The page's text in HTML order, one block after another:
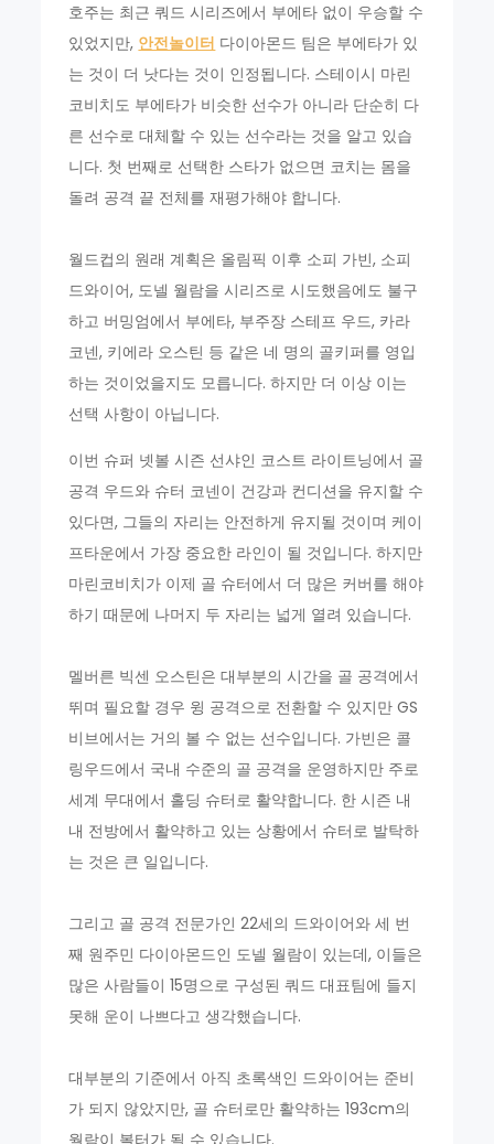
호주는 최근 쿼드 시리즈에서 부에타 없이 우승할 수
있었지만, 안전놀이터 다이아몬드 팀은 부에타가 있
는 것이 더 낫다는 것이 인정됩니다. 스테이시 마린
코비치도 부에타가 비슷한 선수가 아니라 단순히 다
른 선수로 대체할 수 있는 선수라는 것을 알고 있습
니다. 첫 번째로 선택한 스타가 없으면 코치는 몸을
돌려 공격 끝 전체를 재평가해야 합니다.
월드컵의 원래 계획은 올림픽 이후 소피 가빈, 소피
드와이어, 도넬 월람을 시리즈로 시도했음에도 불구
하고 버밍엄에서 부에타, 부주장 스테프 우드, 카라
코넨, 키에라 오스틴 등 같은 네 명의 골키퍼를 영입
하는 것이었을지도 모릅니다. 하지만 더 이상 이는
선택 사항이 아닙니다.
이번 슈퍼 넷볼 시즌 선샤인 코스트 라이트닝에서 골
공격 우드와 슈터 코넨이 건강과 컨디션을 유지할 수
있다면, 그들의 자리는 안전하게 유지될 것이며 케이
프타운에서 가장 중요한 라인이 될 것입니다. 하지만
마린코비치가 이제 골 슈터에서 더 많은 커버를 해야
하기 때문에 나머지 두 자리는 넓게 열려 있습니다.
멜버른 빅센 오스틴은 대부분의 시간을 골 공격에서
뛰며 필요할 경우 윙 공격으로 전환할 수 있지만 GS
비브에서는 거의 볼 수 없는 선수입니다. 가빈은 콜
링우드에서 국내 수준의 골 공격을 운영하지만 주로
세계 무대에서 홀딩 슈터로 활약합니다. 한 시즌 내
내 전방에서 활약하고 있는 상황에서 슈터로 발탁하
는 것은 큰 일입니다.
그리고 골 공격 전문가인 22세의 드와이어와 세 번
째 원주민 다이아몬드인 도넬 월람이 있는데, 이들은
많은 사람들이 15명으로 구성된 쿼드 대표팀에 들지
못해 운이 나쁘다고 생각했습니다.
대부분의 기준에서 아직 초록색인 드와이어는 준비
가 되지 않았지만, 골 슈터로만 활약하는 193cm의